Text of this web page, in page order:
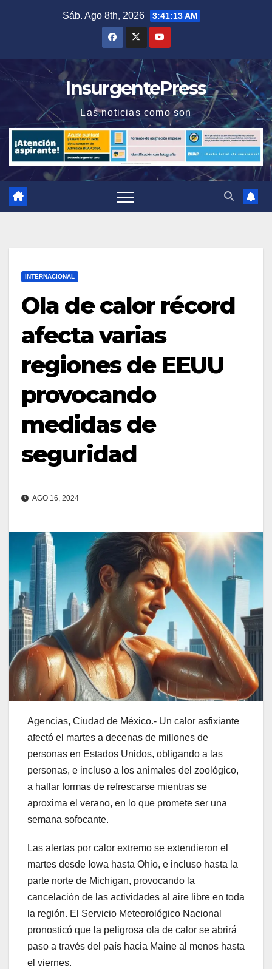
Sáb. Ago 8th, 2026 3:41:14 AM
InsurgentePress
Las noticias como son
INTERNACIONAL
Ola de calor récord
afecta varias
regiones de EEUU
provocando
medidas de
seguridad
AGO 16, 2024
Agencias, Ciudad de México.- Un calor asfixiante
afectó el martes a decenas de millones de
personas en Estados Unidos, obligando a las
personas, e incluso a los animales del zoológico,
a hallar formas de refrescarse mientras se
aproxima el verano, en lo que promete ser una
semana sofocante.
Las alertas por calor extremo se extendieron el
martes desde Iowa hasta Ohio, e incluso hasta la
parte norte de Michigan, provocando la
cancelación de las actividades al aire libre en toda
la región. El Servicio Meteorológico Nacional
pronosticó que la peligrosa ola de calor se abrirá
paso a través del país hacia Maine al menos hasta
el viernes.